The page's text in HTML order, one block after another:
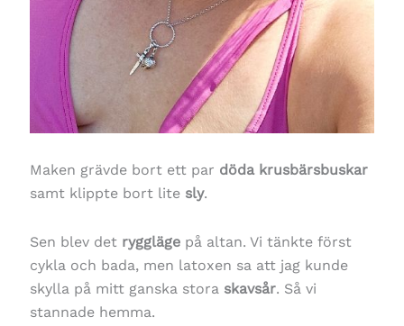
Maken grävde bort ett par döda krusbärsbuskar
samt klippte bort lite sly.
Sen blev det rygglägepå altan. Vi tänkte först
cykla och bada, men latoxen sa att jag kunde
skylla på mitt ganska stora skavsår. Så vi
stannade hemma.